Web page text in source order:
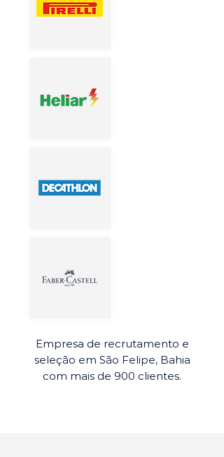
Empresa de recrutamento e
seleção em São Felipe, Bahia
com mais de 900 clientes.